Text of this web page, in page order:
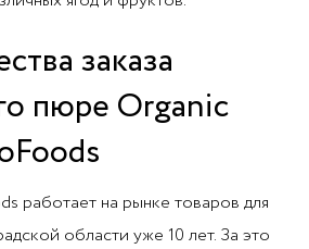
заказа
пюре Organic
работает на рынке товаров для
области уже 10 лет. За это